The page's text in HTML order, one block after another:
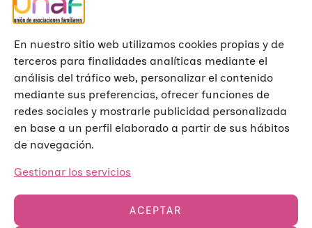
En nuestro sitio web utilizamos cookies propias y de
terceros para finalidades analíticas mediante el
análisis del tráfico web, personalizar el contenido
mediante sus preferencias, ofrecer funciones de
redes sociales y mostrarle publicidad personalizada
en base a un perfil elaborado a partir de sus hábitos
de navegación.
Gestionar los servicios
ACEPTAR